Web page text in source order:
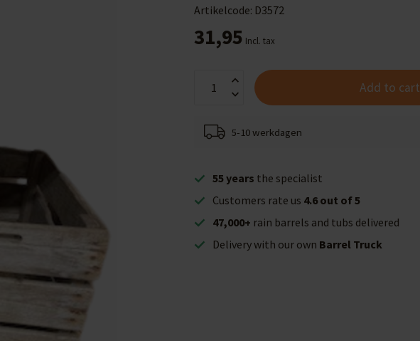
Artikelcode: D3572
31,95 Incl. tax
Add to cart
5-10 werkdagen
55 years the specialist
Customers rate us 4.6 out of 5
47,000+ rain barrels and tubs delivered
Delivery with our own Barrel Truck